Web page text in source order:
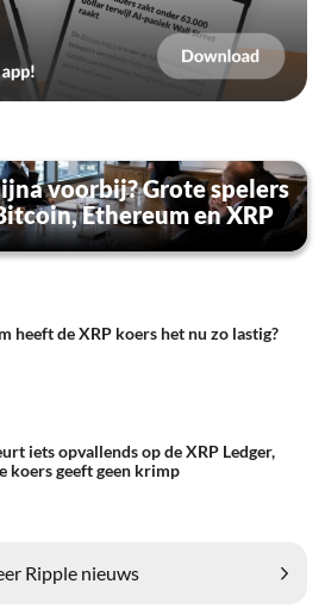
voorbij? Grote spelers
Ethereum en XRP
heeft de XRP koers het nu zo lastig?
iets opvallends op de XRP Ledger,
koers geeft geen krimp
Ripple nieuws